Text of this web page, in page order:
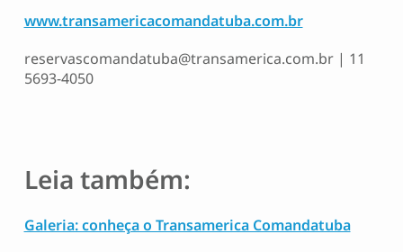
www.transamericacomandatuba.com.br
reservascomandatuba@transamerica.com.br| 11
5693-4050
Leia também:
Galeria: conheça o Transamerica Comandatuba